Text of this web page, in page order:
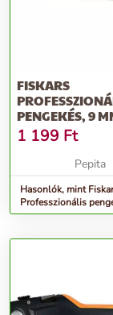
FISKARS
PENGEKÉS, 9
KÉSZLET EREJÉIG
1 199 Ft
Pepita
Hasonlók, mint
Professzionális
készlet erejéig